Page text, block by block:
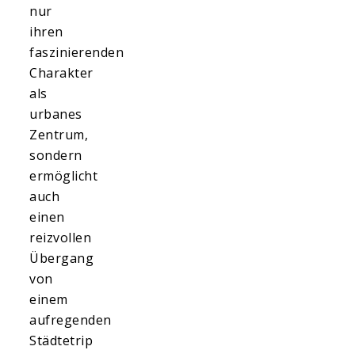
nur
ihren
faszinierenden
Charakter
als
urbanes
Zentrum,
sondern
ermöglicht
auch
einen
reizvollen
Übergang
von
einem
aufregenden
Städtetrip